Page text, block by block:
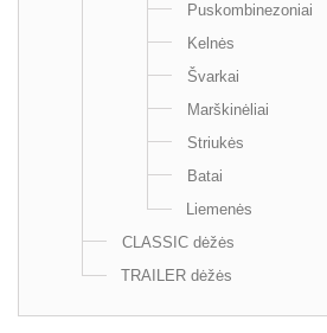
Puskombinezoniai
Kelnės
Švarkai
Marškinėliai
Striukės
Batai
Liemenės
CLASSIC dėžės
TRAILER dėžės